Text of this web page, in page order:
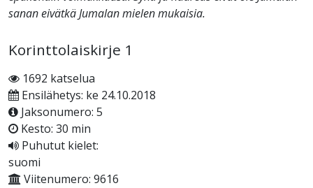
sanan eivätkä Jumalan mielen mukaisia.
Korinttolaiskirje 1
1692 katselua
Ensilähetys: ke 24.10.2018
Jaksonumero: 5
Kesto: 30 min
Puhutut kielet:
suomi
Viitenumero: 9616